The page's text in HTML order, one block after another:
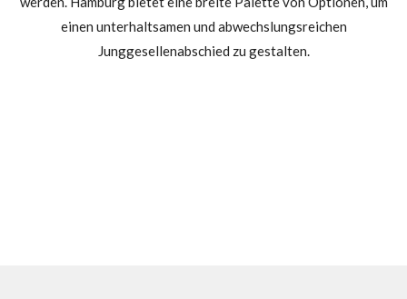
einen unterhaltsamen und abwechslungsreichen
Junggesellenabschied zu gestalten.